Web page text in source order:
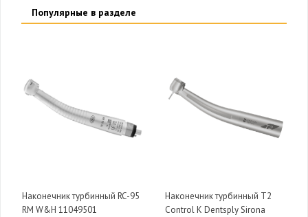
Популярные в разделе
Наконечник турбинный RC-95
RM W&H 11049501
Наконечник турбинный T2
Control K Dentsply Sirona